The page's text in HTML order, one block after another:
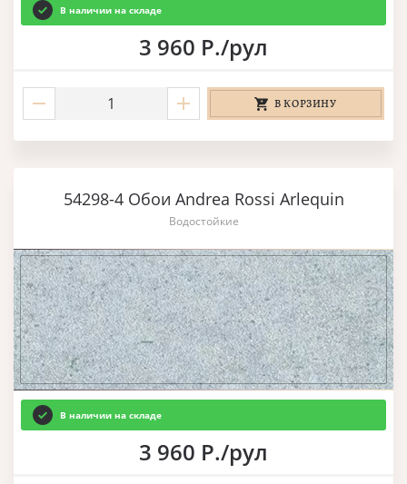
В наличии на складе
3 960 Р./рул
В КОРЗИНУ
54298-4 Обои Andrea Rossi Arlequin
Водостойкие
В наличии на складе
3 960 Р./рул